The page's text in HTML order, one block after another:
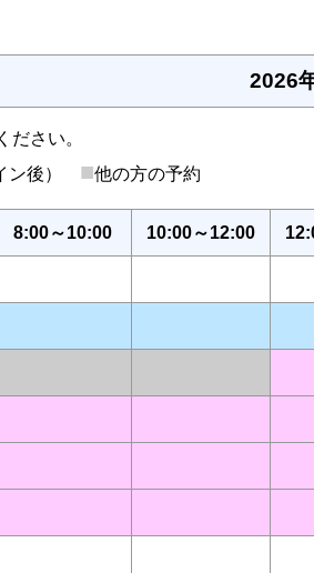
2026
ださい。
ン後） ■他の方の予約
8:00～10:00 10:00～12:00